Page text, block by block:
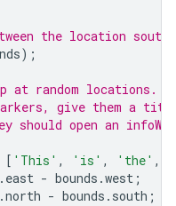
the location
);
at random locations.
give them a
should open an
[ 'This' , 'is' , 'the' ,
. east - bounds .west ;
.north - bounds . south ;